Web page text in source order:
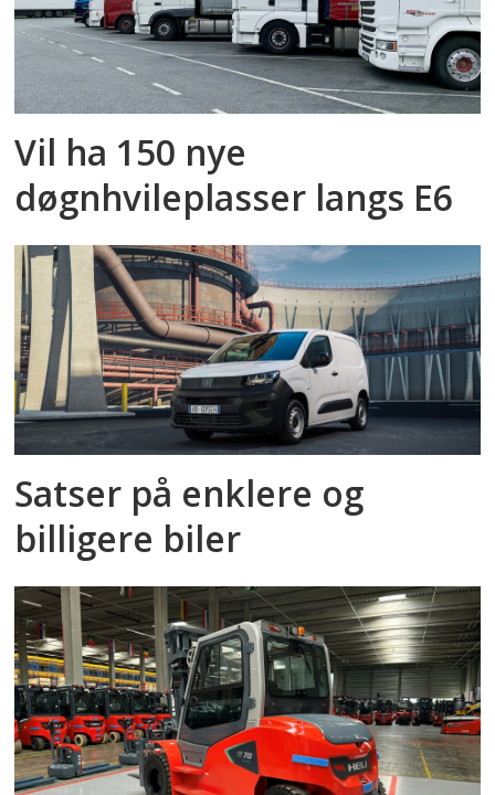
Vil ha 150 nye
døgnhvileplasser langs E6
Satser på enklere og
billigere biler